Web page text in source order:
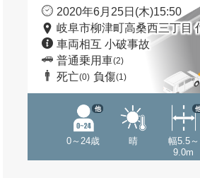
2020年6月25日(木)15:50
岐阜市柳津町高桑西三丁目
車両相互 小破事故
普通乗用車(2)
死亡(0) 負傷(1)
0～24歳
他
晴
幅5.5～
9.0m